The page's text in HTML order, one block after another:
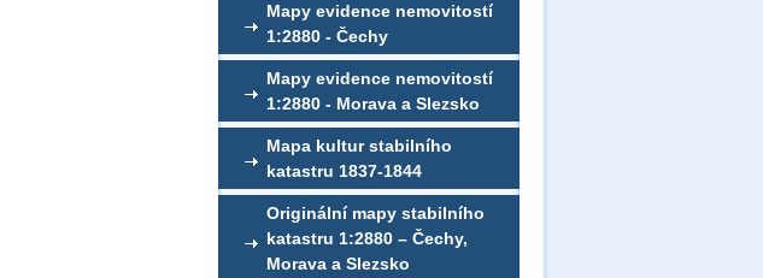
Mapy evidence nemovitostí
1:2880 - Čechy
Mapy evidence nemovitostí
1:2880 - Morava a Slezsko
Mapa kultur stabilního
katastru 1837-1844
Originální mapy stabilního
katastru 1:2880 – Čechy,
Morava a Slezsko